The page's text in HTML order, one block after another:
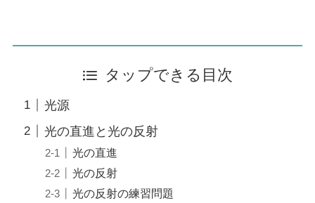
タップできる目次
光源
光の直進と光の反射
光の直進
光の反射
光の反射の練習問題